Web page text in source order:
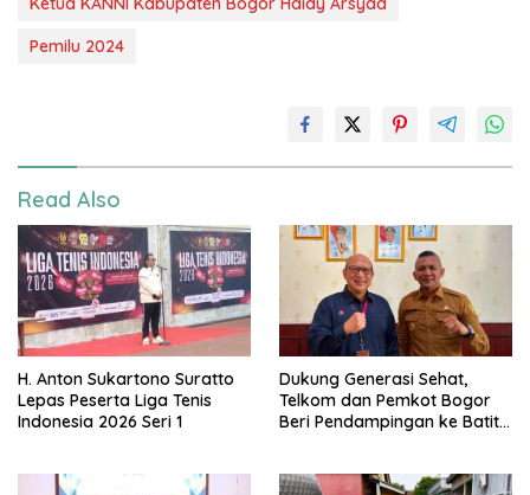
Pemilu 2024
Read Also
H. Anton Sukartono Suratto
Lepas Peserta Liga Tenis
Indonesia 2026 Seri 1
Dukung Generasi Sehat,
Telkom dan Pemkot Bogor
Beri Pendampingan ke Batita